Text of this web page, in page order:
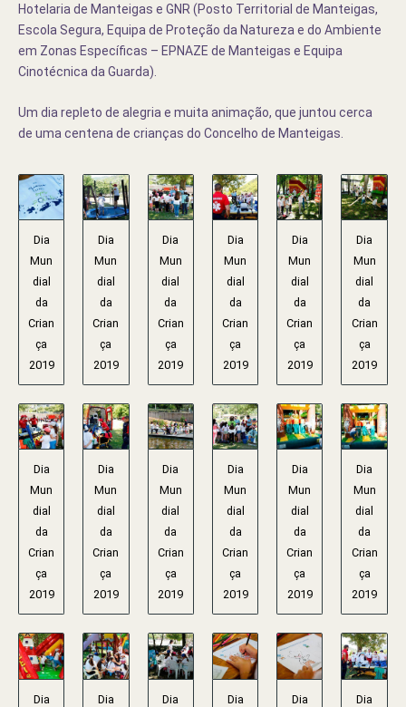
Hotelaria de Manteigas e GNR (Posto Territorial de Manteigas,
Escola Segura, Equipa de Proteção da Natureza e do Ambiente
em Zonas Específicas – EPNAZE de Manteigas e Equipa
Cinotécnica da Guarda).
Um dia repleto de alegria e muita animação, que juntou cerca
de uma centena de crianças do Concelho de Manteigas.
Dia
Mun
dial
da
Crian
ça
2019
Dia
Mun
dial
da
Crian
ça
2019
Dia
Mun
dial
da
Crian
ça
2019
Dia
Mun
dial
da
Crian
ça
2019
Dia
Mun
dial
da
Crian
ça
2019
Dia
Mun
dial
da
Crian
ça
2019
Dia
Mun
dial
da
Crian
ça
2019
Dia
Mun
dial
da
Crian
ça
2019
Dia
Mun
dial
da
Crian
ça
2019
Dia
Mun
dial
da
Crian
ça
2019
Dia
Mun
dial
da
Crian
ça
2019
Dia
Mun
dial
da
Crian
ça
2019
Dia
Dia
Dia
Dia
Dia
Dia